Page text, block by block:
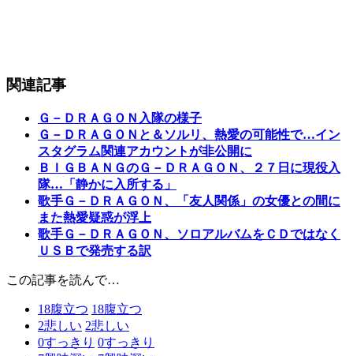
関連記事
Ｇ－ＤＲＡＧＯＮ入隊の様子
Ｇ－ＤＲＡＧＯＮと＆ソルリ、熱愛の可能性で…イン
スタグラム関連アカウントが非公開に
ＢＩＧＢＡＮＧのＧ－ＤＲＡＧＯＮ、２７日に現役入
隊…「静かに入所する」
歌手Ｇ－ＤＲＡＧＯＮ、「友人関係」の女優との間に
また熱愛疑惑が浮上
歌手Ｇ－ＤＲＡＧＯＮ、ソロアルバムをＣＤではなく
ＵＳＢで発売する訳
この記事を読んで…
18腹立つ 18腹立つ
2悲しい 2悲しい
0すっきり 0すっきり